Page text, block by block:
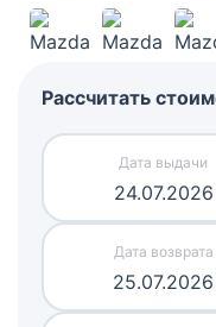
Рассчитать
24.07.2026
25.07.2026